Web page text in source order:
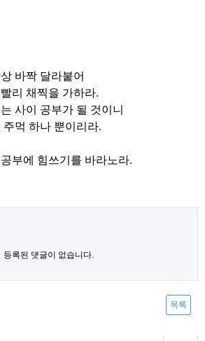
바짝 달라붙어
리 채찍을 가하라.
사이 공부가 될 것이니
먹 하나 뿐이리라.
부에 힘쓰기를 바라노라.
등록된 댓글이 없습니다.
목록